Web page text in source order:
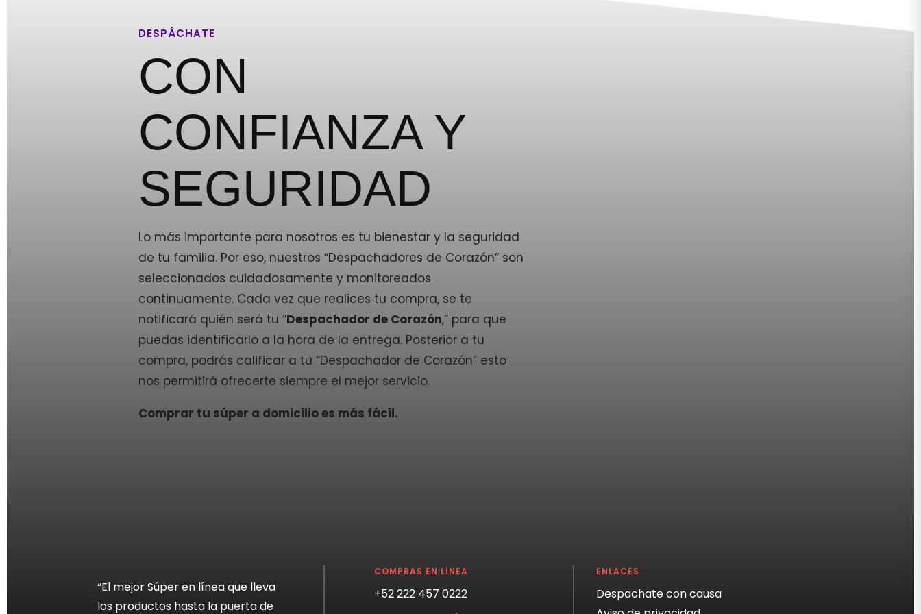
DESPÁCHATE
CON
CONFIANZA Y
SEGURIDAD
Lo más importante para nosotros es tu bienestar y la seguridad
de tu familia. Por eso, nuestros “Despachadores de Corazón” son
seleccionados cuidadosamente y monitoreados
continuamente. Cada vez que realices tu compra, se te
notificará quién será tu “Despachador de Corazón,” para que
puedas identificarlo a la hora de la entrega. Posterior a tu
compra, podrás calificar a tu “Despachador de Corazón” esto
nos permitirá ofrecerte siempre el mejor servicio.
Comprar tu súper a domicilio es más fácil.
“El mejor Súper en línea que lleva
los productos hasta la puerta de
COMPRAS EN LÍNEA
+52 222 457 0222
ENLACES
Despachate con causa